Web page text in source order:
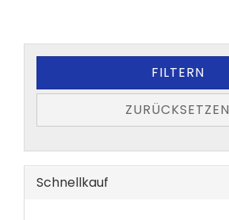
FILTERN
ZURÜCKSETZEN
Schnellkauf